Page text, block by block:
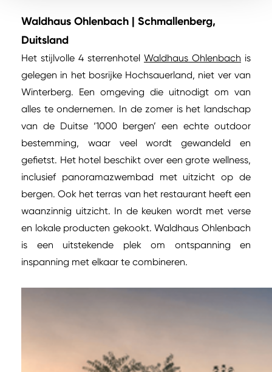
Waldhaus Ohlenbach | Schmallenberg,
Duitsland
Het stijlvolle 4 sterrenhotel Waldhaus Ohlenbach is
gelegen in het bosrijke Hochsauerland, niet ver van
Winterberg. Een omgeving die uitnodigt om van
alles te ondernemen. In de zomer is het landschap
van de Duitse ‘1000 bergen’ een echte outdoor
bestemming, waar veel wordt gewandeld en
gefietst. Het hotel beschikt over een grote wellness,
inclusief panoramazwembad met uitzicht op de
bergen. Ook het terras van het restaurant heeft een
waanzinnig uitzicht. In de keuken wordt met verse
en lokale producten gekookt. Waldhaus Ohlenbach
is een uitstekende plek om ontspanning en
inspanning met elkaar te combineren.